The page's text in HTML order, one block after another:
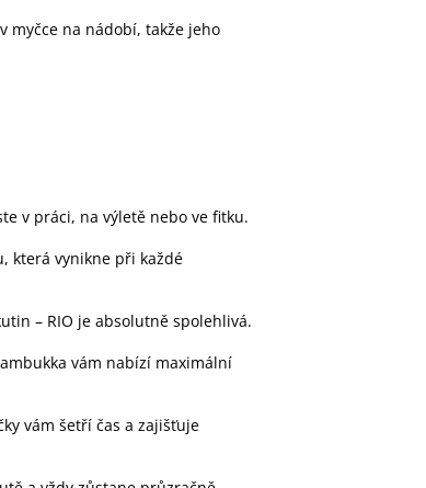
myčce na nádobí, takže jeho
v práci, na výletě nebo ve fitku.
která vynikne při každé
– RIO je absolutně spolehlivá.
vám nabízí maximální
vám šetří čas a zajišťuje